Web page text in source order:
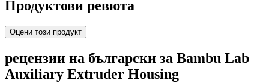
Продуктови ревюта
Оцени този продукт
рецензии на български за Bambu Lab
Auxiliary Extruder Housing